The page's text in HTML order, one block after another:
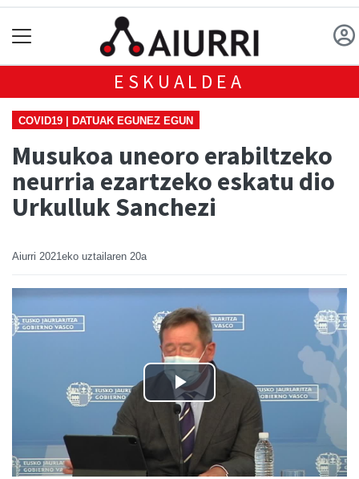
ESKUALDEA
COVID19 | DATUAK EGUNEZ EGUN
Musukoa uneoro erabiltzeko
neurria ezartzeko eskatu dio
Urkulluk Sanchezi
Aiurri 2021eko uztailaren 20a